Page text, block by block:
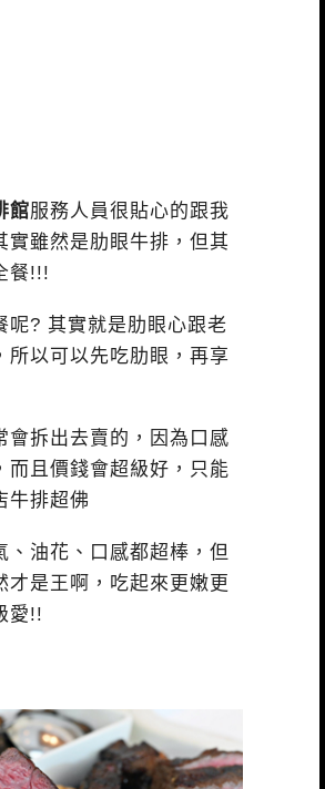
館服務人員很貼心的跟我
實雖然是肋眼牛排，但其
餐!!!
呢? 其實就是肋眼心跟老
所以可以先吃肋眼，再享
會拆出去賣的，因為口感
而且價錢會超級好，只能
牛排超佛
、油花、口感都超棒，但
才是王啊，吃起來更嫩更
愛!!